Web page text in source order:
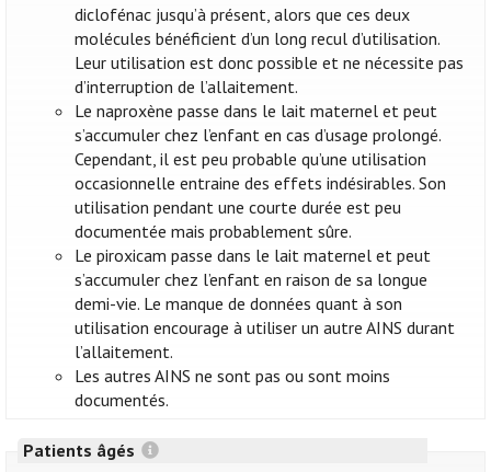
diclofénac jusqu’à présent, alors que ces deux
molécules bénéficient d’un long recul d’utilisation.
Leur utilisation est donc possible et ne nécessite pas
d’interruption de l’allaitement.
Le naproxène passe dans le lait maternel et peut
s’accumuler chez l’enfant en cas d’usage prolongé.
Cependant, il est peu probable qu’une utilisation
occasionnelle entraine des effets indésirables. Son
utilisation pendant une courte durée est peu
documentée mais probablement sûre.
Le piroxicam passe dans le lait maternel et peut
s’accumuler chez l’enfant en raison de sa longue
demi-vie. Le manque de données quant à son
utilisation encourage à utiliser un autre AINS durant
l’allaitement.
Les autres AINS ne sont pas ou sont moins
documentés.
Patients âgés